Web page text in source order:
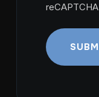
reCAPTCHA